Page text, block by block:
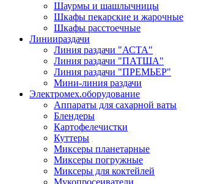
Шаурмы и шашлычницы
Шкафы пекарские и жарочные
Шкафы расстоечные
Линиираздачи
Линия раздачи "АСТА"
Линия раздачи "ПАТША"
Линия раздачи "ПРЕМЬЕР"
Мини-линия раздачи
Электромех.оборудование
Аппараты для сахарной ваты
Блендеры
Картофелечистки
Куттеры
Миксеры планетарные
Миксеры погружные
Миксеры для коктейлей
Мукопросеиватели